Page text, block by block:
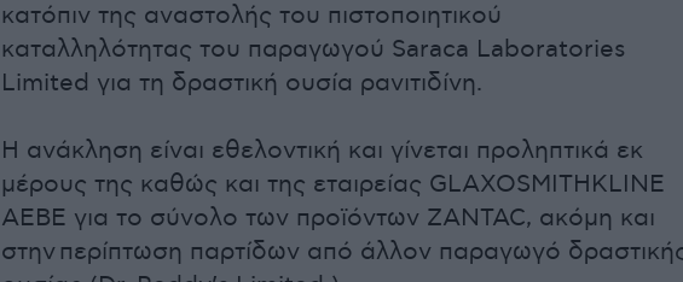
κατόπιν της αναστολής του πιστοποιητικού
καταλληλότητας του παραγωγού Saraca Laboratories
Limited για τη δραστική ουσία ρανιτιδίνη.
Η ανάκληση είναι εθελοντική και γίνεται προληπτικά εκ
μέρους της καθώς και της εταιρείας GLAXOSMITHKLINE
AEBE για το σύνολο των προϊόντων ZANTAC, ακόμη και
στην περίπτωση παρτίδων από άλλον παραγωγό